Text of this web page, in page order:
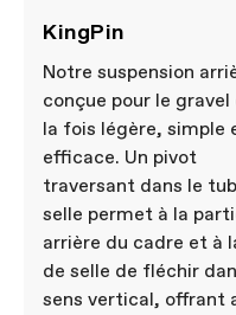
KingPin
Notre suspension
conçue pour le gravel
la fois légère, simple
efficace. Un pivot
traversant dans le
selle permet à la
arrière du cadre et à
de selle de fléchir
sens vertical, offrant